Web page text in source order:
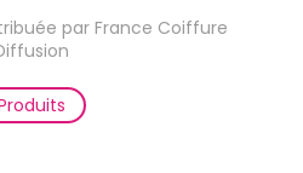
par France Coiffure